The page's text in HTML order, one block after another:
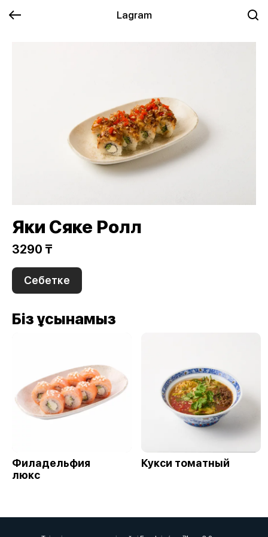
Lagram
Яки Сяке Ролл
3290 ₸
Себетке
Біз ұсынамыз
Филадельфия
люкс
Кукси томатный